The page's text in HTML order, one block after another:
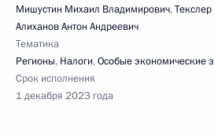
Мишустин Михаил Владимирович,
Алиханов Антон Андреевич
Тематика
Регионы, Налоги,Особые экономические
Срок исполнения
1 декабря 2023 года